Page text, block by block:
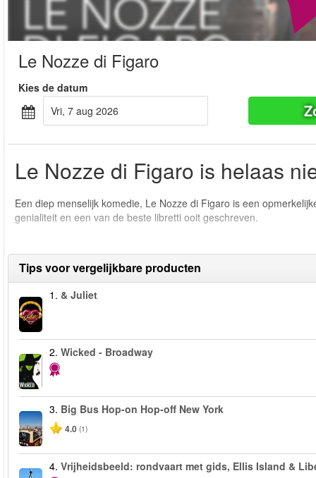
Le Nozze di Figaro
Kies de datum
vri, 7 aug 2026
Le Nozze di Figaro is helaas
Een diep menselijk komedie, Le Nozze di Figaro is een
genialiteit en een van de beste libretti ooit geschreven.
Tips voor vergelijkbare producten
1. & Juliet
2. Wicked - Broadway
3. Big Bus Hop-on Hop-off New York
4.0 (1)
4. Vrijheidsbeeld: rondvaart met gids, Ellis Island &